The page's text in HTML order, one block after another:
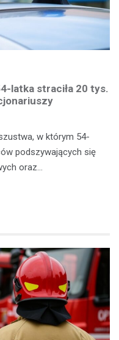
latka straciła 20 tys.
w którym 54-
podszywających się
oraz…